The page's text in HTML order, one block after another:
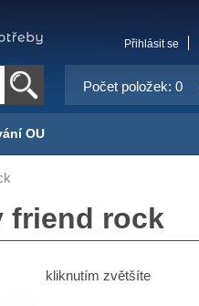
Přihlásit se
Počet položek: 0
OU
friend rock
kliknutím zvětšíte